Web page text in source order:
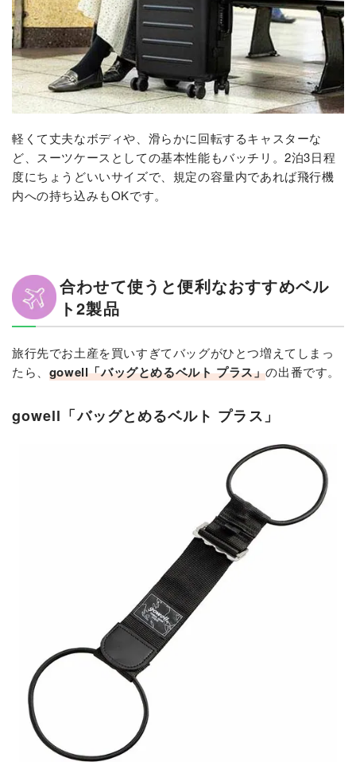
軽くて丈夫なボディや、滑らかに回転するキャスターな
ど、スーツケースとしての基本性能もバッチリ。2泊3日程
度にちょうどいいサイズで、規定の容量内であれば飛行機
内への持ち込みもOKです。
合わせて使うと便利なおすすめベル
ト2製品
旅行先でお土産を買いすぎてバッグがひとつ増えてしまっ
たら、 gowell「バッグとめるベルト プラス」の出番です。
gowell「バッグとめるベルト プラス」